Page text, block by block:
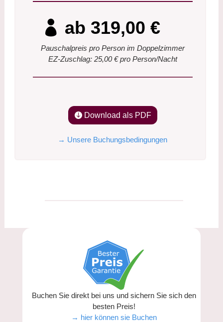
ab 319,00 €
Pauschalpreis pro Person im Doppelzimmer
EZ-Zuschlag: 25,00 € pro Person/Nacht
Download als PDF
→ Unsere Buchungsbedingungen
Buchen Sie direkt bei uns und sichern Sie sich den
besten Preis!
→ hier können sie Buchen